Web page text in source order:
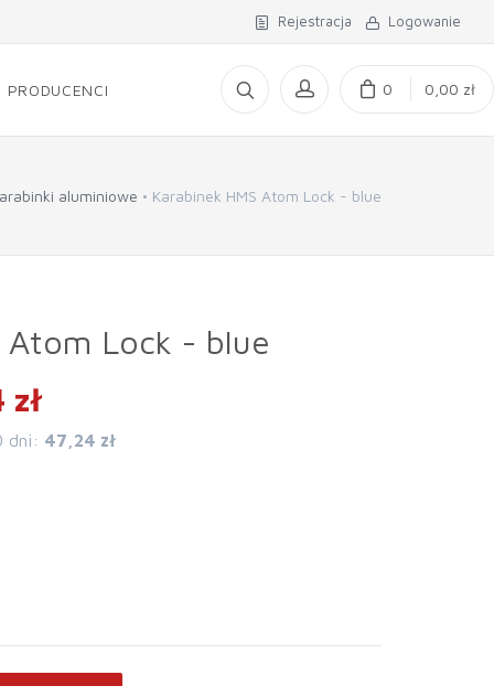
Rejestracja Logowanie
PRODUCENCI 0 0,00 zł
aluminiowe Karabinek HMS Atom Lock - blue
Atom Lock - blue
dni: 47,24 zł